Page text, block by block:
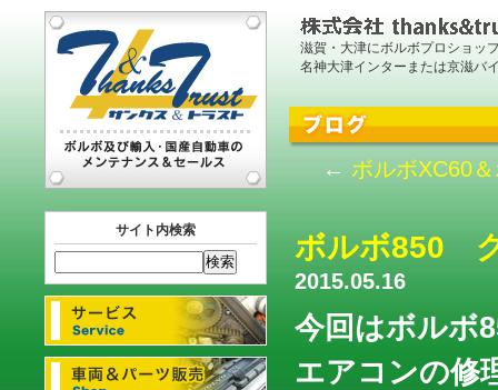
滋賀・大津にボルボプロショッ
名神大津インターまたは京滋バ
サイト内検索
← ボルボXC60
ボルボ850
2015.05.16
今回はボルボ
エアコンの修